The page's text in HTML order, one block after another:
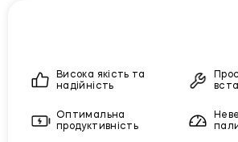
Висока якість та
надійність
Оптимальна
продуктивність